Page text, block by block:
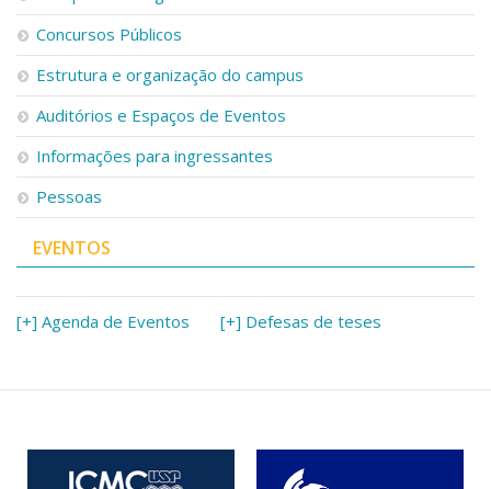
Concursos Públicos
Estrutura e organização do campus
Auditórios e Espaços de Eventos
Informações para ingressantes
Pessoas
EVENTOS
[+] Agenda de Eventos [+] Defesas de teses